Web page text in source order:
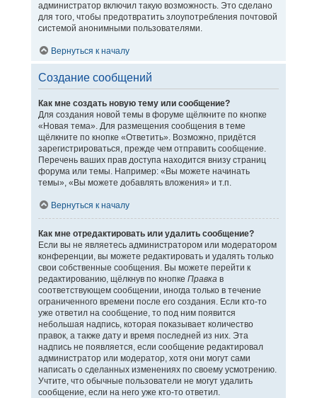
администратор включил такую возможность. Это сделано
для того, чтобы предотвратить злоупотребления почтовой
системой анонимными пользователями.
Вернуться к началу
Создание сообщений
Как мне создать новую тему или сообщение?
Для создания новой темы в форуме щёлкните по кнопке
«Новая тема». Для размещения сообщения в теме
щёлкните по кнопке «Ответить». Возможно, придётся
зарегистрироваться, прежде чем отправить сообщение.
Перечень ваших прав доступа находится внизу страниц
форума или темы. Например: «Вы можете начинать
темы», «Вы можете добавлять вложения» и т.п.
Вернуться к началу
Как мне отредактировать или удалить сообщение?
Если вы не являетесь администратором или модератором
конференции, вы можете редактировать и удалять только
свои собственные сообщения. Вы можете перейти к
редактированию, щёлкнув по кнопке Правкав
соответствующем сообщении, иногда только в течение
ограниченного времени после его создания. Если кто-то
уже ответил на сообщение, то под ним появится
небольшая надпись, которая показывает количество
правок, а также дату и время последней из них. Эта
надпись не появляется, если сообщение редактировал
администратор или модератор, хотя они могут сами
написать о сделанных изменениях по своему усмотрению.
Учтите, что обычные пользователи не могут удалить
сообщение, если на него уже кто-то ответил.